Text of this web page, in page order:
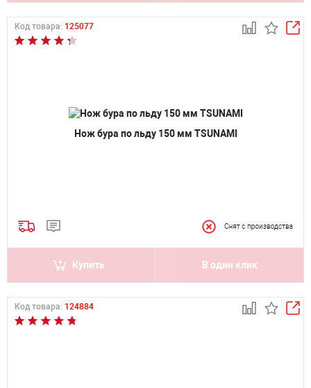
Код товара: 125077
Нож бура по льду 150 мм TSUNAMI
Купить В один клик
Код товара: 124884